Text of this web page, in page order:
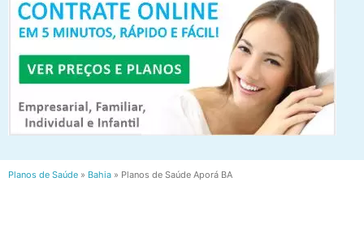
Planos de Saúde » Bahia » Planos de Saúde Aporá BA